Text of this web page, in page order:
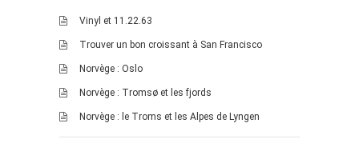
Vinyl et 11.22.63
Trouver un bon croissant à San Francisco
Norvège : Oslo
Norvège : Tromsø et les fjords
Norvège : le Troms et les Alpes de Lyngen